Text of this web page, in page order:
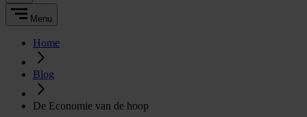
Menu
Home
Blog
De Economie van de hoop